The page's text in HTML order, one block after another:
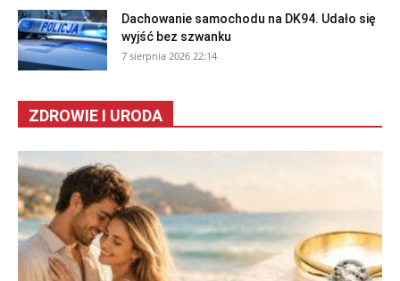
Dachowanie samochodu na DK94. Udało się
wyjść bez szwanku
7 sierpnia 2026 22:14
ZDROWIE I URODA